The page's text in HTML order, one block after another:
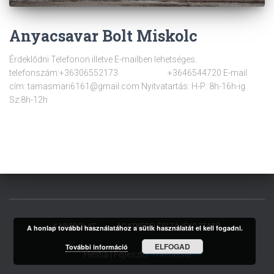
Anyacsavar Bolt Miskolc
Érdeklődni Telefonon illetve E-mailben lehetséges.
telefonszám:+36306552173 +3646544720 E-mail
cím: tamasmari6161@gmail.com Nyitvatartás: H-P: 8h-16h-ig
Sz:8h-12h
KAPCSOLAT ADATKEZELÉSI TÁJÉKOZTATÓ
Hestia | Fejlesztő:ThemeIsle
A honlap további használatához a sütik használatát el kell fogadni.
További információ ELFOGAD